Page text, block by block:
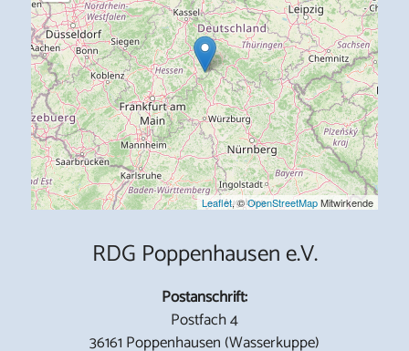
Leaflet, ©OpenStreetMapMitwirkende
RDG Poppenhausen e.V.
Postanschrift:
Postfach 4
36161 Poppenhausen (Wasserkuppe)